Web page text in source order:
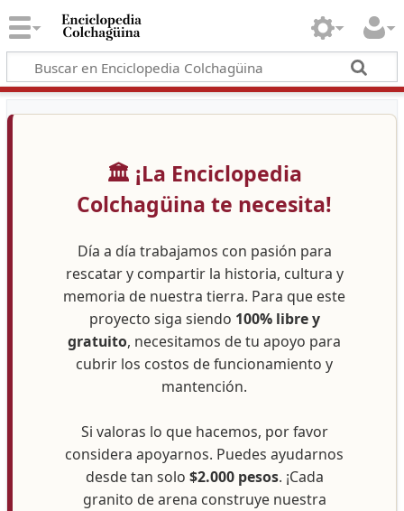
🏛️ ¡La Enciclopedia
Colchagüina te necesita!
Día a día trabajamos con pasión para
rescatar y compartir la historia, cultura y
memoria de nuestra tierra. Para que este
proyecto siga siendo 100% libre y
gratuito, necesitamos de tu apoyo para
cubrir los costos de funcionamiento y
mantención.
Si valoras lo que hacemos, por favor
considera apoyarnos. Puedes ayudarnos
desde tan solo $2.000 pesos. ¡Cada
granito de arena construye nuestra